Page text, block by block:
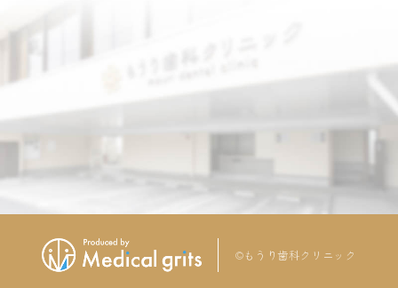
©もうり歯科クリニック